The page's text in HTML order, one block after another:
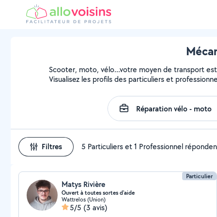
Scooter, moto, vélo...votre moyen de transport est
Visualisez les profils des particuliers et
Filtres 5 Particuliers et 1 Professionnel
Particulier
Matys Rivière
Ouvert à toutes sortes d'aide
Wattrelos (Union)
5/5 (3 avis)